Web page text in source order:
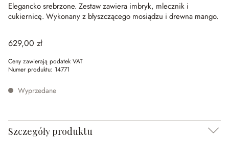
Elegancko srebrzone. Zestaw zawiera imbryk, mlecznik i
cukiernicę. Wykonany z błyszczącego mosiądzu i drewna mango.
629,00 zł
Ceny zawierają podatek VAT
Numer produktu: 14771
Wyprzedane
Szczegóły produktu